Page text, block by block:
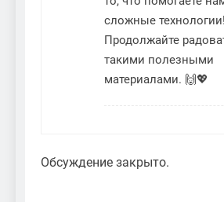
сложные технологии!
Продолжайте
такими полезными
материалами. 🙌💖
Обсуждение закрыто.